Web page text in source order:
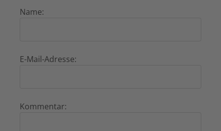
Name:
E-Mail-Adresse:
Kommentar: